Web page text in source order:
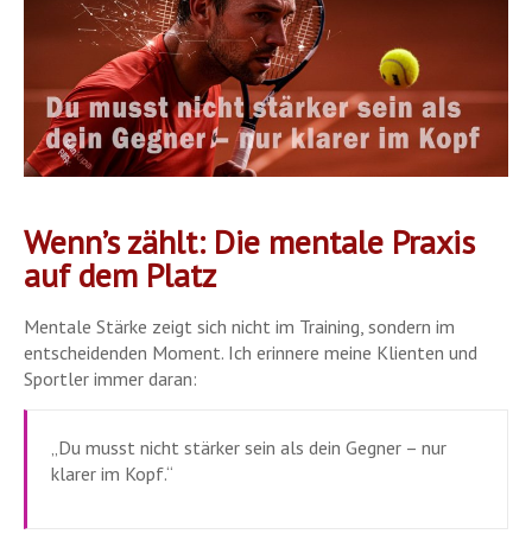
Wenn’s zählt: Die mentale Praxis
auf dem Platz
Mentale Stärke zeigt sich nicht im Training, sondern im
entscheidenden Moment. Ich erinnere meine Klienten und
Sportler immer daran:
„Du musst nicht stärker sein als dein Gegner – nur
klarer im Kopf.“